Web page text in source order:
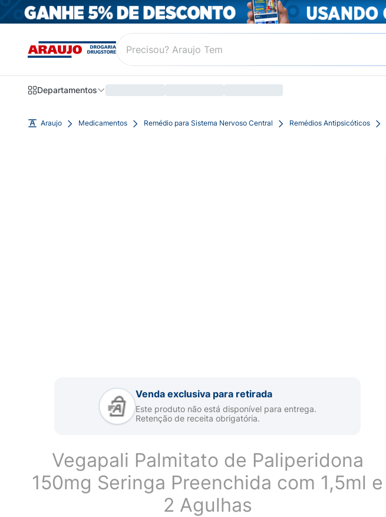
Departamentos
Araujo Medicamentos Remédio para Sistema Nervoso Central Remédios Antipsicóticos
Venda exclusiva para retirada
Este produto não está disponível para entrega.
Retenção de receita obrigatória.
Vegapali Palmitato de Paliperidona
150mg Seringa Preenchida com 1,5ml e
2 Agulhas